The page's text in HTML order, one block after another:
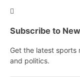
Subscribe to
Get the latest sports
and politics.